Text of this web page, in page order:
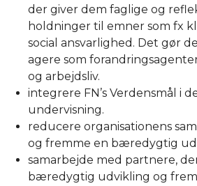
der giver dem faglige og
holdninger til emner som fx
social ansvarlighed. Det gør
agere som
og arbejdsliv.
integrere FN’s Verdensmål i
undervisning.
reducere organisationens
og fremme en bæredygtig
samarbejde med partnere,
bæredygtig udvikling og